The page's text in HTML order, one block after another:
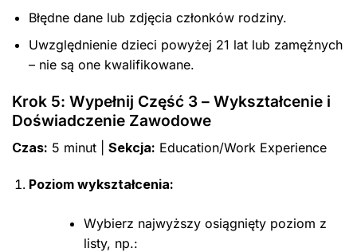
Błędne dane lub zdjęcia członków rodziny.
Uwzględnienie dzieci powyżej 21 lat lub zamężnych
– nie są one kwalifikowane.
Krok 5: Wypełnij Część 3 – Wykształcenie i
Doświadczenie Zawodowe
Czas: 5 minut | Sekcja: Education/Work Experience
Poziom wykształcenia:
Wybierz najwyższy osiągnięty poziom z
listy, np.: